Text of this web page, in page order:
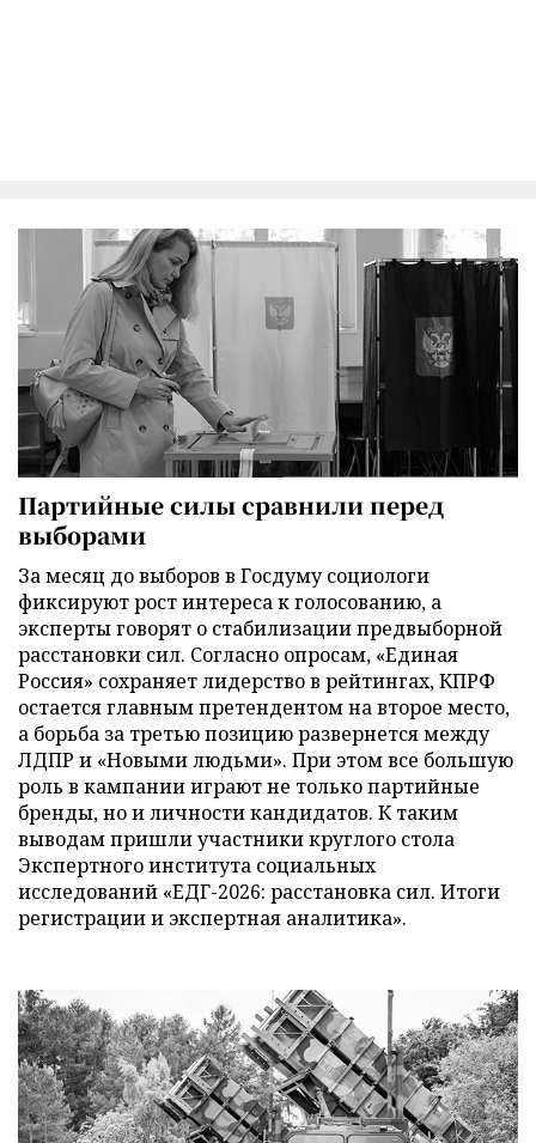
Партийные силы сравнили перед
выборами
За месяц до выборов в Госдуму социологи
фиксируют рост интереса к голосованию, а
эксперты говорят о стабилизации предвыборной
расстановки сил. Согласно опросам, «Единая
Россия» сохраняет лидерство в рейтингах, КПРФ
остается главным претендентом на второе место,
а борьба за третью позицию развернется между
ЛДПР и «Новыми людьми». При этом все большую
роль в кампании играют не только партийные
бренды, но и личности кандидатов. К таким
выводам пришли участники круглого стола
Экспертного института социальных
исследований «ЕДГ-2026: расстановка сил. Итоги
регистрации и экспертная аналитика».